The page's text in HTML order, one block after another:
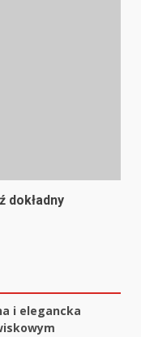
dokładny
i elegancka